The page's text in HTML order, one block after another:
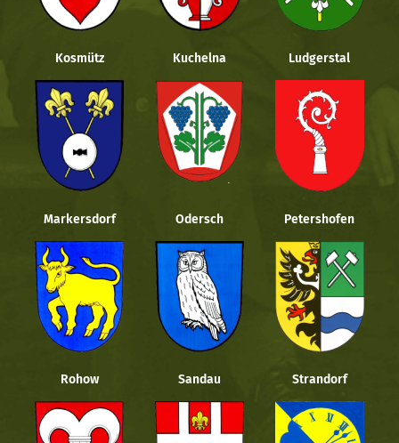
Kosmütz Kuchelna Ludgerstal
Markersdorf Odersch Petershofen
Rohow Sandau Strandorf